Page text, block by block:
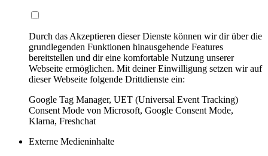
Durch das Akzeptieren dieser Dienste können wir dir über die
grundlegenden Funktionen hinausgehende Features
bereitstellen und dir eine komfortable Nutzung unserer
Webseite ermöglichen. Mit deiner Einwilligung setzen wir auf
dieser Webseite folgende Drittdienste ein:
Google Tag Manager, UET (Universal Event Tracking)
Consent Mode von Microsoft, Google Consent Mode,
Klarna, Freshchat
Externe Medieninhalte